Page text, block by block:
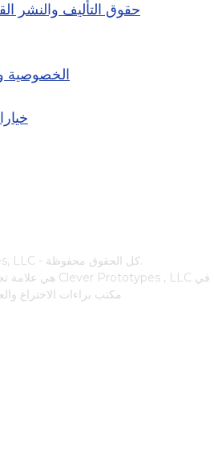
حقوق التأليف والنشر
الخصوصية
© 2026 - Clever Prototypes, LLC - كل الحقوق محفوظة.
Clever Prototypes , LLC
مكتب براءات الاختراع